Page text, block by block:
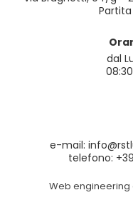
Partita
dal
e-mail:
telefono:
Web